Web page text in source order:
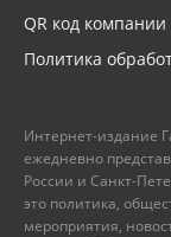
QR код компании
Политика
Интернет-издание
ежедневно
России и Санкт-
это политика,
мероприятия,